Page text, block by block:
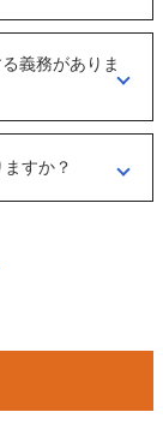
セージのやりと
ライン面談を行う
義務がありま
確認する目的も
すか？